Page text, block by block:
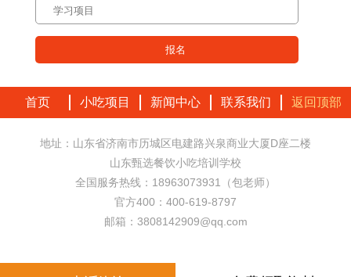
首页 小吃项目 新闻中心 联系我们 返回顶部
地址：山东省济南市历城区电建路兴泉商业大厦D座二楼
山东甄选餐饮小吃培训学校
全国服务热线：18963073931（包老师）
官方400：400-619-8797
邮箱：3808142909@qq.com